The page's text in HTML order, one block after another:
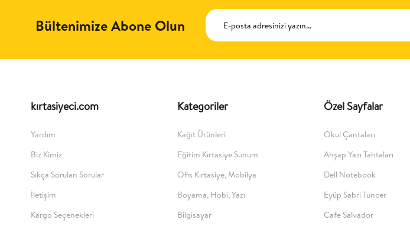
Bültenimize Abone Olun
kırtasiyeci.com
Yardım
Biz Kimiz
Sıkça Sorulan Sorular
İletişim
Kargo Seçenekleri
Kategoriler
Kağıt Ürünleri
Eğitim Kırtasiye Sunum
Ofis Kırtasiye, Mobilya
Boyama, Hobi, Yazı
Bilgisayar
Özel Sayfalar
Okul Çantaları
Ahşap Yazı Tahtaları
Dell Notebook
Eyüp Sabri Tuncer
Cafe Salvador